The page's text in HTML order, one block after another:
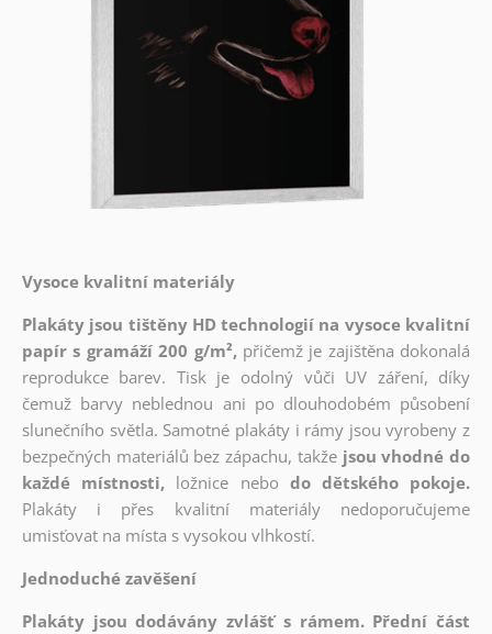
Vysoce kvalitní materiály
Plakáty jsou tištěny HD technologií na vysoce kvalitní
papír s gramáží 200 g/m², přičemž je zajištěna dokonalá
reprodukce barev. Tisk je odolný vůči UV záření, díky
čemuž barvy neblednou ani po dlouhodobém působení
slunečního světla. Samotné plakáty i rámy jsou vyrobeny z
bezpečných materiálů bez zápachu, takže jsou vhodné do
každé místnosti, ložnice nebo do dětského pokoje.
Plakáty i přes kvalitní materiály nedoporučujeme
umisťovat na místa s vysokou vlhkostí.
Jednoduché zavěšení
Plakáty jsou dodávány zvlášť s rámem. Přední část